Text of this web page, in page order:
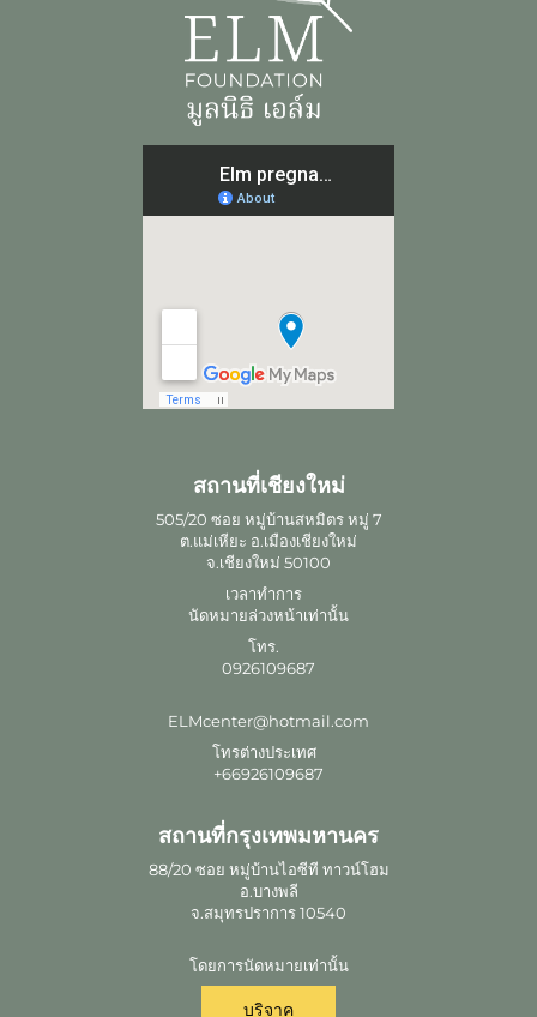
สถานที่เชียงใหม่
505/20 ซอย หมู่บ้านสหมิตร หมู่ 7
ต.แม่เหียะ อ.เมืองเชียงใหม่
จ.เชียงใหม่ 50100
เวลาทำการ
นัดหมายล่วงหน้าเท่านั้น
โทร.
0926109687
ELMcenter@hotmail.com
โทรต่างประเทศ
+66926109687
สถานที่กรุงเทพมหานคร
88/20 ซอย หมู่บ้านไอซีที ทาวน์โฮม
อ.บางพลี
จ.สมุทรปราการ 10540
โดยการนัดหมายเท่านั้น
บริจาค